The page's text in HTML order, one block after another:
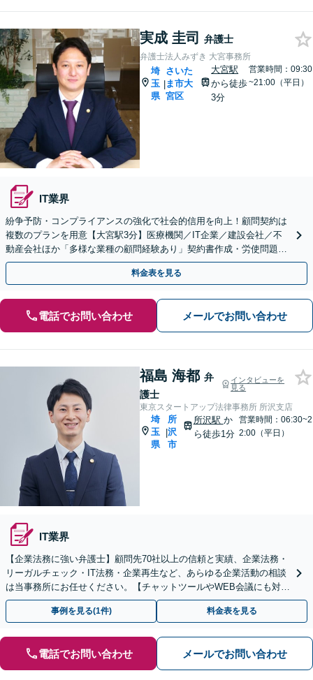
実成 圭司 弁護士
弁護士法人みずき 大宮事務所
埼
玉
県
|
さいた
ま市大
宮区
大宮駅
から徒歩
3分
営業時間：09:30
~21:00（平日）
IT業界
紛争予防・コンプライアンスの強化で社会的信用を向上！顧問契約は
複数のプランを用意【大宮駅3分】医療機関／IT企業／建設会社／不
動産会社ほか「多様な業種の顧問経験あり」契約書作成・労使問題・
クレーム対応など幅広く【休日・夜間面談可】
料金表を見る
電話でお問い合わせ メールでお問い合わせ
福島 海都 弁
護士
インタビューを
見る
東京スタートアップ法律事務所 所沢支店
埼
玉
県
|
所
沢
市
所沢駅 か
ら徒歩1分
営業時間：06:30~2
2:00（平日）
IT業界
【企業法務に強い弁護士】顧問先70社以上の信頼と実績、企業法務・
リーガルチェック・IT法務・企業再生など、あらゆる企業活動の相談
は当事務所にお任せください。【チャットツールやWEB会議にも対
応】
事例を見る(1件) 料金表を見る
電話でお問い合わせ メールでお問い合わせ